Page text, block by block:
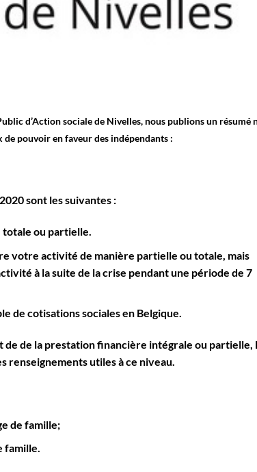
d’Action sociale de Nivelles, nous publions un résumé
pouvoir en faveur des indépendants :
sont les suivantes :
ou partielle.
votre activité de manière partielle ou totale, mais
à la suite de la crise pendant une période de 7
de cotisations sociales en Belgique.
de de la prestation financière intégrale ou partielle,
renseignements utiles à ce niveau.
de famille;
famille.